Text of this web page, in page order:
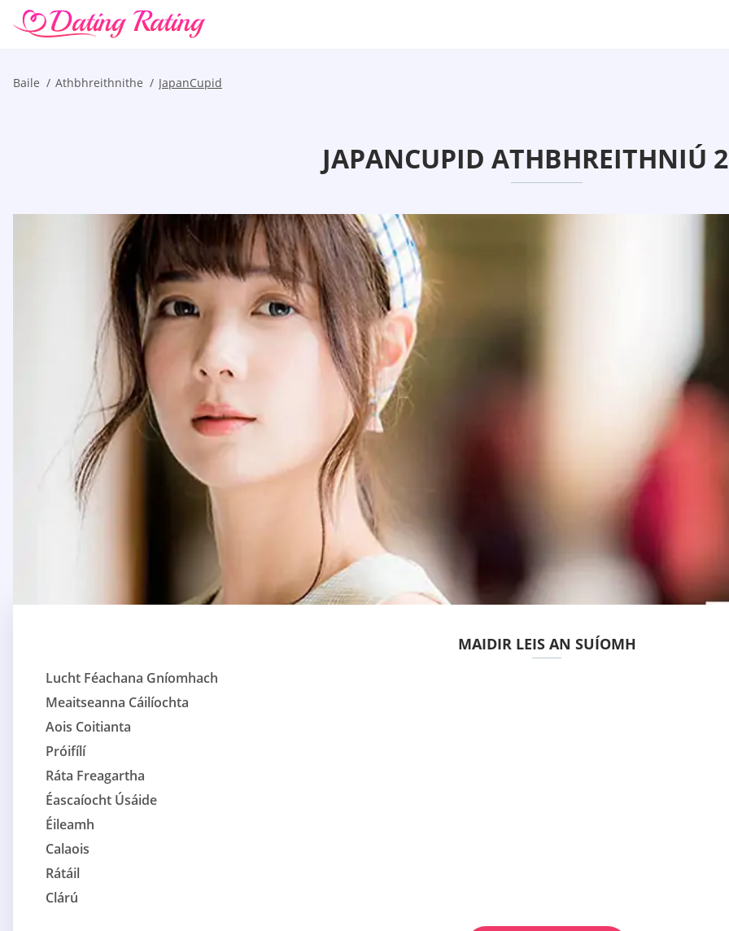
Baile Athbhreithnithe JapanCupid
JAPANCUPID ATHBHREITHNIÚ
MAIDIR LEIS AN SUÍOMH
Lucht Féachana Gníomhach
Meaitseanna Cáilíochta
Aois Coitianta
Próifílí
Ráta Freagartha
Éascaíocht Úsáide
Éileamh
Calaois
Rátáil
Clárú